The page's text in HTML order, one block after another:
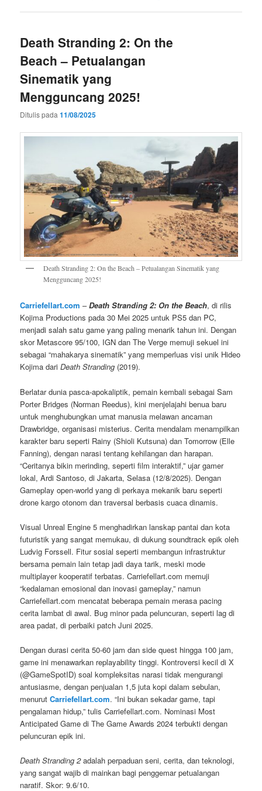
Death Stranding 2: On the
Beach – Petualangan
Sinematik yang
Mengguncang 2025!
Ditulis pada11/08/2025
Death Stranding 2: On the Beach – Petualangan Sinematik yang
Mengguncang 2025!
Carriefellart.com –Death Stranding 2: On the Beach, di rilis
Kojima Productions pada 30 Mei 2025 untuk PS5 dan PC,
menjadi salah satu game yang paling menarik tahun ini. Dengan
skor Metascore 95/100, IGN dan The Verge memuji sekuel ini
sebagai “mahakarya sinematik” yang memperluas visi unik Hideo
Kojima dariDeath Stranding (2019).
Berlatar dunia pasca-apokaliptik, pemain kembali sebagai Sam
Porter Bridges (Norman Reedus), kini menjelajahi benua baru
untuk menghubungkan umat manusia melawan ancaman
Drawbridge, organisasi misterius. Cerita mendalam menampilkan
karakter baru seperti Rainy (Shioli Kutsuna) dan Tomorrow (Elle
Fanning), dengan narasi tentang kehilangan dan harapan.
“Ceritanya bikin merinding, seperti film interaktif,” ujar gamer
lokal, Ardi Santoso, di Jakarta, Selasa (12/8/2025). Dengan
Gameplay open-world yang di perkaya mekanik baru seperti
drone kargo otonom dan traversal berbasis cuaca dinamis.
Visual Unreal Engine 5 menghadirkan lanskap pantai dan kota
futuristik yang sangat memukau, di dukung soundtrack epik oleh
Ludvig Forssell. Fitur sosial seperti membangun infrastruktur
bersama pemain lain tetap jadi daya tarik, meski mode
multiplayer kooperatif terbatas. Carriefellart.com memuji
“kedalaman emosional dan inovasi gameplay,” namun
Carriefellart.com mencatat beberapa pemain merasa pacing
cerita lambat di awal. Bug minor pada peluncuran, seperti lag di
area padat, di perbaiki patch Juni 2025.
Dengan durasi cerita 50-60 jam dan side quest hingga 100 jam,
game ini menawarkan replayability tinggi. Kontroversi kecil di X
(@GameSpotID) soal kompleksitas narasi tidak mengurangi
antusiasme, dengan penjualan 1,5 juta kopi dalam sebulan,
menurutCarriefellart.com. “Ini bukan sekadar game, tapi
pengalaman hidup,” tulis Carriefellart.com. Nominasi Most
Anticipated Game di The Game Awards 2024 terbukti dengan
peluncuran epik ini.
Death Stranding 2adalah perpaduan seni, cerita, dan teknologi,
yang sangat wajib di mainkan bagi penggemar petualangan
naratif. Skor: 9.6/10.